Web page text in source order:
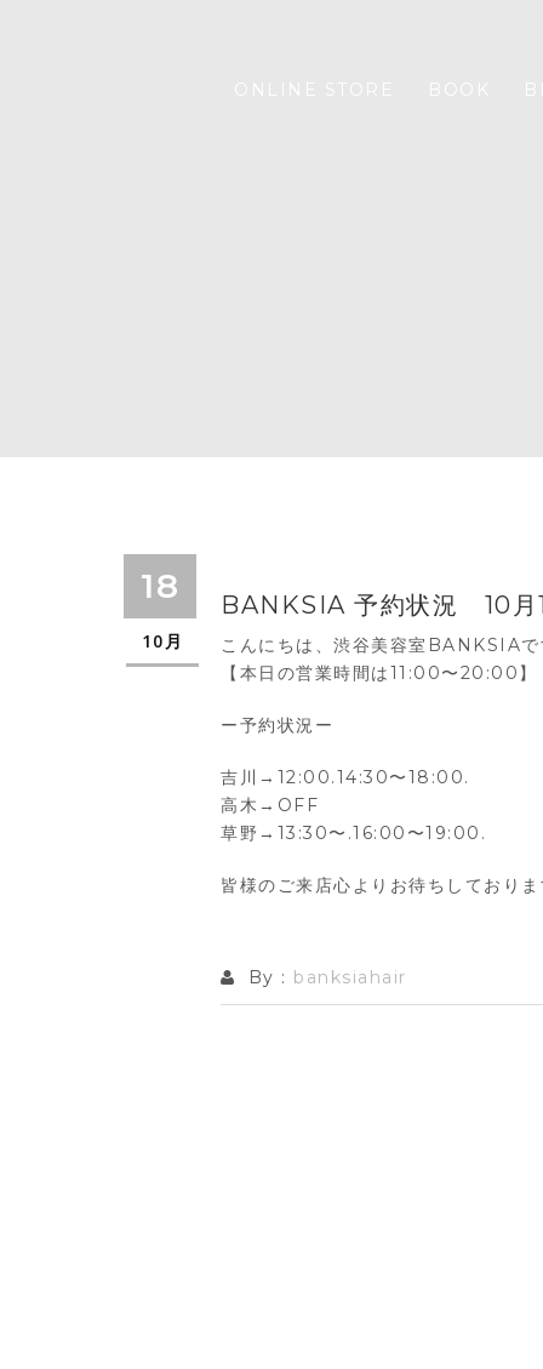
18
10月
BANKSIA 予約状況 10月
こんにちは、渋谷美容室BANKSIAで
【本日の営業時間は11:00〜20:00】
ー予約状況ー
吉川→12:00.14:30〜18:00.
高木→OFF
草野→13:30〜.16:00〜19:00.
皆様のご来店心よりお待ちしておりま
By : banksiahair